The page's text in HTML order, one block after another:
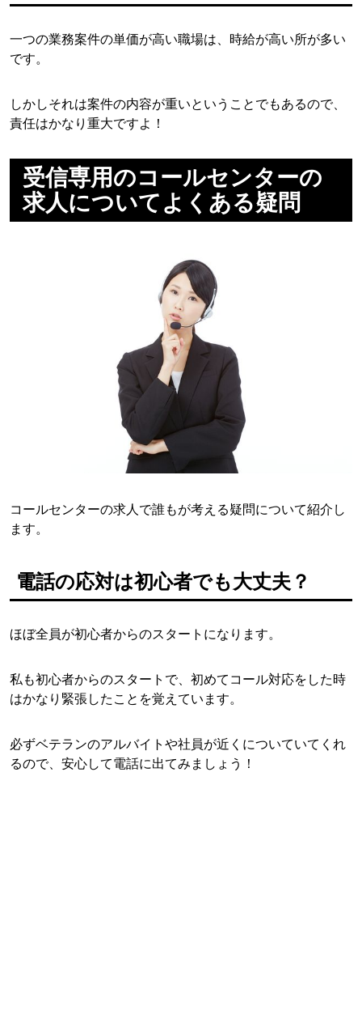
一つの業務案件の単価が高い職場は、時給が高い所が多い
です。
しかしそれは案件の内容が重いということでもあるので、
責任はかなり重大ですよ！
受信専用のコールセンターの
求人についてよくある疑問
コールセンターの求人で誰もが考える疑問について紹介し
ます。
電話の応対は初心者でも大丈夫？
ほぼ全員が初心者からのスタートになります。
私も初心者からのスタートで、初めてコール対応をした時
はかなり緊張したことを覚えています。
必ずベテランのアルバイトや社員が近くについていてくれ
るので、安心して電話に出てみましょう！